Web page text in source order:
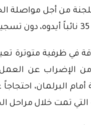
في ظرفية متوترة
الإضراب عن
البرلمان،
تمت خلال مراحل